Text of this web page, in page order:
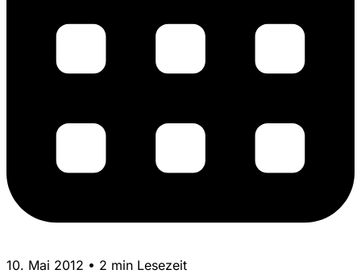
10. Mai 2012 • 2 min Lesezeit